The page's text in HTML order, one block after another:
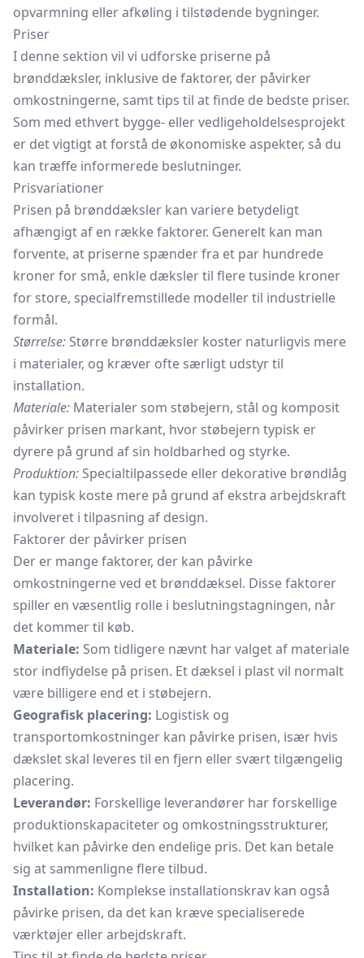
opvarmning eller afkøling i tilstødende bygninger.
Priser
I denne sektion vil vi udforske priserne på
brønddæksler, inklusive de faktorer, der påvirker
omkostningerne, samt tips til at finde de bedste priser.
Som med ethvert bygge- eller vedligeholdelsesprojekt
er det vigtigt at forstå de økonomiske aspekter, så du
kan træffe informerede beslutninger.
Prisvariationer
Prisen på brønddæksler kan variere betydeligt
afhængigt af en række faktorer. Generelt kan man
forvente, at priserne spænder fra et par hundrede
kroner for små, enkle dæksler til flere tusinde kroner
for store, specialfremstillede modeller til industrielle
formål.
Størrelse: Større brønddæksler koster naturligvis mere
i materialer, og kræver ofte særligt udstyr til
installation.
Materiale: Materialer som støbejern, stål og komposit
påvirker prisen markant, hvor støbejern typisk er
dyrere på grund af sin holdbarhed og styrke.
Produktion: Specialtilpassede eller dekorative brøndlåg
kan typisk koste mere på grund af ekstra arbejdskraft
involveret i tilpasning af design.
Faktorer der påvirker prisen
Der er mange faktorer, der kan påvirke
omkostningerne ved et brønddæksel. Disse faktorer
spiller en væsentlig rolle i beslutningstagningen, når
det kommer til køb.
Materiale: Som tidligere nævnt har valget af materiale
stor indflydelse på prisen. Et dæksel i plast vil normalt
være billigere end et i støbejern.
Geografisk placering: Logistisk og
transportomkostninger kan påvirke prisen, især hvis
dækslet skal leveres til en fjern eller svært tilgængelig
placering.
Leverandør: Forskellige leverandører har forskellige
produktionskapaciteter og omkostningsstrukturer,
hvilket kan påvirke den endelige pris. Det kan betale
sig at sammenligne flere tilbud.
Installation: Komplekse installationskrav kan også
påvirke prisen, da det kan kræve specialiserede
værktøjer eller arbejdskraft.